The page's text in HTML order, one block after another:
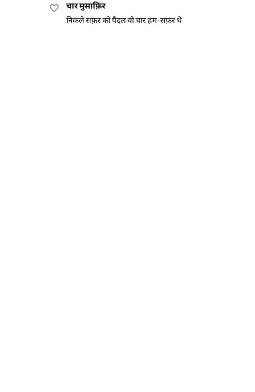
चार मुसाफ़िर
निकले सफ़र को पैदल वो चार हम-सफ़र थे